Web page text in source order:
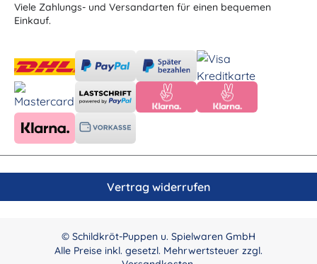
Viele Zahlungs- und Versandarten für einen bequemen
Einkauf.
Vertrag widerrufen
© Schildkröt-Puppen u. Spielwaren GmbH
Alle Preise inkl. gesetzl. Mehrwertsteuer zzgl.